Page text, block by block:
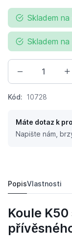
Skladem na
Skladem
Kód: 10728
Máte dotaz k
Napište nám,
PopisVlastnosti
Koule